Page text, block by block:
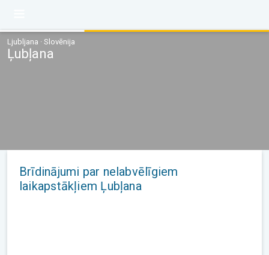
Ljubljana · Slovēnija
Ļubļana
Brīdinājumi par nelabvēlīgiem
laikapstākļiem Ļubļana